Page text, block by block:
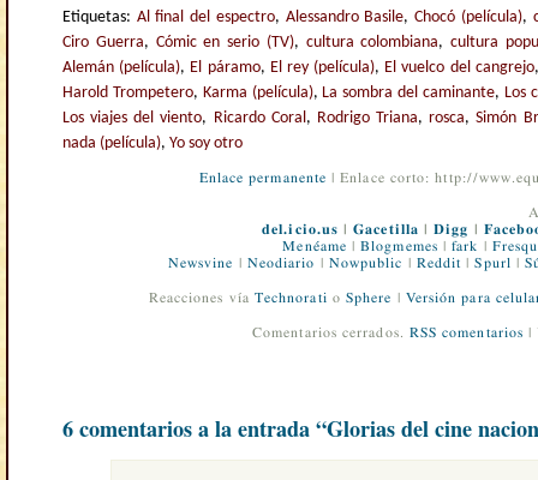
Etiquetas: Al final del espectro, Alessandro Basile,Chocó (película),
Ciro Guerra, Cómic en serio (TV), cultura colombiana, cultura
Alemán (película), El páramo, El rey (película), El vuelco del cangrejo
Harold Trompetero, Karma (película), La sombra del caminante, Los
Los viajes del viento, Ricardo Coral, Rodrigo Triana,rosca,Simón
nada (película), Yo soy otro
Enlace permanente | Enlace corto: http://
del.icio.us |Gacetilla |Digg
Menéame |Blogmemes |fark
Newsvine
Neodiario Nowpublic Reddit |Spurl |
Reacciones vía Technorati o Sphere Versión para
Comentarios cerrados. RSS comentarios |
6 comentarios a la entrada “Glorias del cine